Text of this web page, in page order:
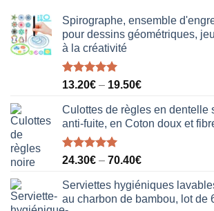
Spirographe, ensemble
pour dessins géométriques,
à la créativité
Note5.00
13.20€ – 19.50€
Culottes de règles en dentelle
anti-fuite, en Coton doux et
Note5.00
24.30€ – 70.40€
Serviettes hygiéniques
au charbon de bambou, lot de